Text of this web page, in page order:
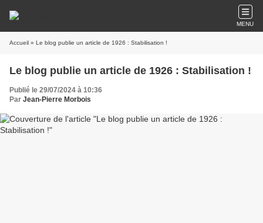
MENU
Accueil » Le blog publie un article de 1926 : Stabilisation !
Le blog publie un article de 1926 : Stabilisation !
Publié le 29/07/2024 à 10:36
Par Jean-Pierre Morbois